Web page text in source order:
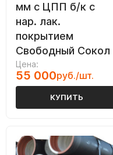
мм с ЦПП б/к с
нар. лак.
покрытием
Свободный Сокол
Цена:
55 000руб./шт.
КУПИТЬ